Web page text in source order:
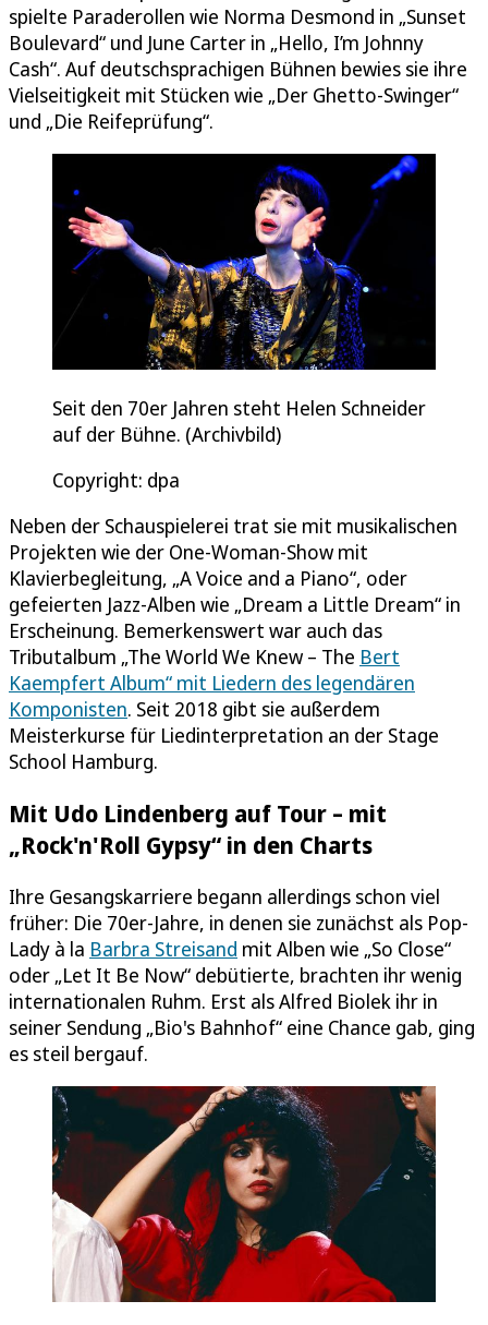
spielte Paraderollen wie Norma Desmond in „Sunset
Boulevard“ und June Carter in „Hello, I’m Johnny
Cash“. Auf deutschsprachigen Bühnen bewies sie ihre
Vielseitigkeit mit Stücken wie „Der Ghetto-Swinger“
und „Die Reifeprüfung“.
Seit den 70er Jahren steht Helen Schneider
auf der Bühne. (Archivbild)
Copyright: dpa
Neben der Schauspielerei trat sie mit musikalischen
Projekten wie der One-Woman-Show mit
Klavierbegleitung, „A Voice and a Piano“, oder
gefeierten Jazz-Alben wie „Dream a Little Dream“ in
Erscheinung. Bemerkenswert war auch das
Tributalbum „The World We Knew – The Bert
Kaempfert Album“ mit Liedern des legendären
Komponisten. Seit 2018 gibt sie außerdem
Meisterkurse für Liedinterpretation an der Stage
School Hamburg.
Mit Udo Lindenberg auf Tour – mit
„Rock'n'Roll Gypsy“ in den Charts
Ihre Gesangskarriere begann allerdings schon viel
früher: Die 70er-Jahre, in denen sie zunächst als Pop-
Lady à la Barbra Streisand mit Alben wie „So Close“
oder „Let It Be Now“ debütierte, brachten ihr wenig
internationalen Ruhm. Erst als Alfred Biolek ihr in
seiner Sendung „Bio's Bahnhof“ eine Chance gab, ging
es steil bergauf.